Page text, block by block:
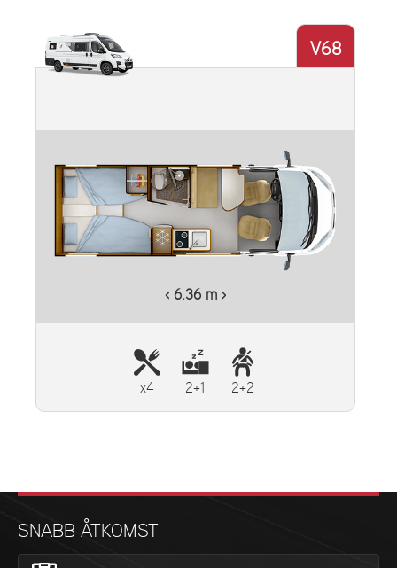
V68
‹ 6.36 m ›
x4 2+1 2+2
SNABB ÅTKOMST